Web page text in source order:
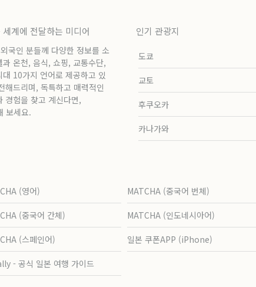
계에 전달하는 미디어
국인 분들께 다양한 정보를 소
온천, 음식, 쇼핑, 교통수단,
10가지 언어로 제공하고 있
해드리며, 독특하고 매력적인
경험을 찾고 계신다면,
보세요.
인기 관광지
도쿄
교토
후쿠오카
카나가와
(영어) MATCHA (중국어 번체)
(중국어 간체) MATCHA (인도네시아어)
(스페인어) 일본 쿠폰APP (iPhone)
- 공식 일본 여행 가이드